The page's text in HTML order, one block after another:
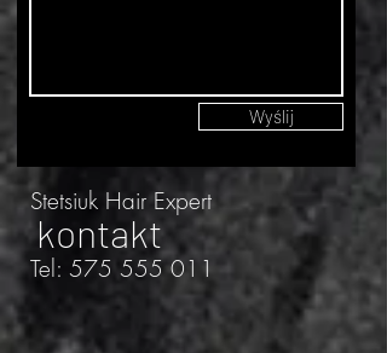
Wyślij
Stetsiuk Hair Expert
Tel: 575 555 011
kontakt